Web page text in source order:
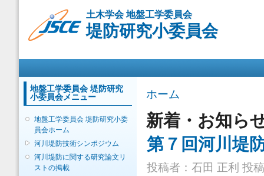
動
土木学会 地盤工学委員会
堤防研究小委員会
地盤工学委員会 堤防研究
小委員会メニュー
地盤工学委員会 堤防研究小委
員会ホーム
河川堤防技術シンポジウム
河川堤防に関する研究論文リ
ストの掲載
現在地
ホーム
新着・お知ら
第７回河川堤
投稿者： 石田 正利 投